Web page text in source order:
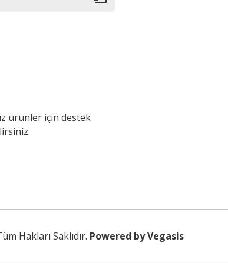
ürünler için destek
Hakları Saklıdır. Powered by Vegasis